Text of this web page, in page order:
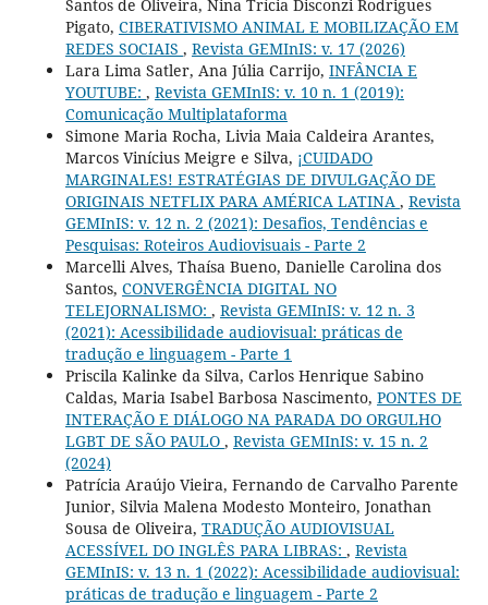
Santos de Oliveira, Nina Trícia Disconzi Rodrigues
Pigato, CIBERATIVISMO ANIMAL E MOBILIZAÇÃO EM
REDES SOCIAIS , Revista GEMInIS: v. 17 (2026)
Lara Lima Satler, Ana Júlia Carrijo, INFÂNCIA E
YOUTUBE: , Revista GEMInIS: v. 10 n. 1 (2019):
Comunicação Multiplataforma
Simone Maria Rocha, Livia Maia Caldeira Arantes,
Marcos Vinícius Meigre e Silva, ¡CUIDADO
MARGINALES! ESTRATÉGIAS DE DIVULGAÇÃO DE
ORIGINAIS NETFLIX PARA AMÉRICA LATINA , Revista
GEMInIS: v. 12 n. 2 (2021): Desafios, Tendências e
Pesquisas: Roteiros Audiovisuais - Parte 2
Marcelli Alves, Thaísa Bueno, Danielle Carolina dos
Santos, CONVERGÊNCIA DIGITAL NO
TELEJORNALISMO: , Revista GEMInIS: v. 12 n. 3
(2021): Acessibilidade audiovisual: práticas de
tradução e linguagem - Parte 1
Priscila Kalinke da Silva, Carlos Henrique Sabino
Caldas, Maria Isabel Barbosa Nascimento, PONTES DE
INTERAÇÃO E DIÁLOGO NA PARADA DO ORGULHO
LGBT DE SÃO PAULO , Revista GEMInIS: v. 15 n. 2
(2024)
Patrícia Araújo Vieira, Fernando de Carvalho Parente
Junior, Silvia Malena Modesto Monteiro, Jonathan
Sousa de Oliveira, TRADUÇÃO AUDIOVISUAL
ACESSÍVEL DO INGLÊS PARA LIBRAS: , Revista
GEMInIS: v. 13 n. 1 (2022): Acessibilidade audiovisual:
práticas de tradução e linguagem - Parte 2